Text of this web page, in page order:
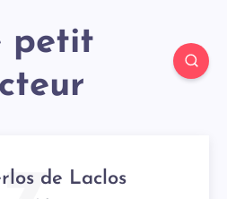
de Laclos